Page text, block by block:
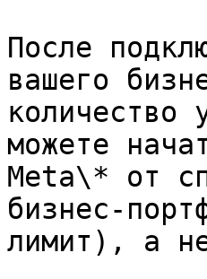
После
вашего
количество
можете
Meta\* от
бизнес-
лимит), а